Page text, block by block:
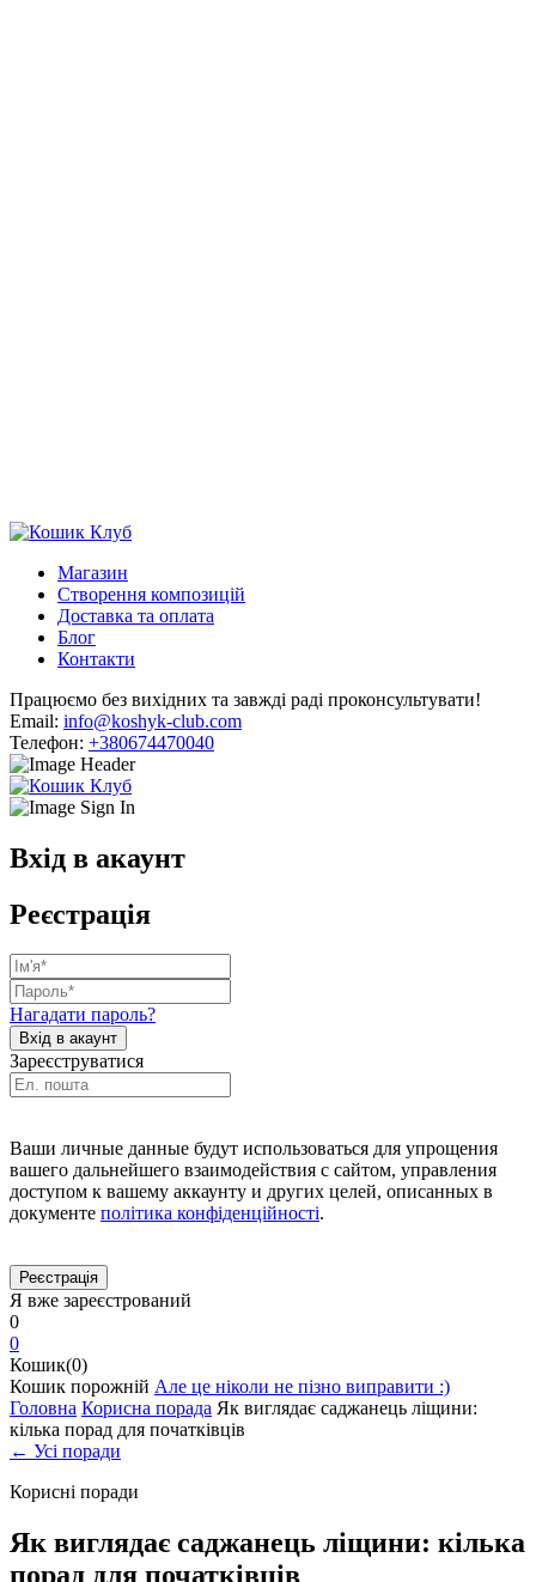
Магазин
Створення композицій
Доставка та оплата
Блог
Контакти
Працюємо без вихідних та завжді раді проконсультувати!
Email: info@koshyk-club.com
Телефон: +380674470040
Вхід в акаунт
Реєстрація
Нагадати пароль?
Зареєструватися
Ваши личные данные будут использоваться для упрощения
вашего дальнейшего взаимодействия с сайтом, управления
доступом к вашему аккаунту и других целей, описанных в
документе політика конфіденційності.
Я вже зареєстрований
0
0
Кошик(0)
Кошик порожній Але це ніколи не пізно виправити :)
Головна Корисна порада Як виглядає саджанець ліщини:
кілька порад для початківців
← Усі поради
Корисні поради
Як виглядає саджанець ліщини: кілька
порад для початківців